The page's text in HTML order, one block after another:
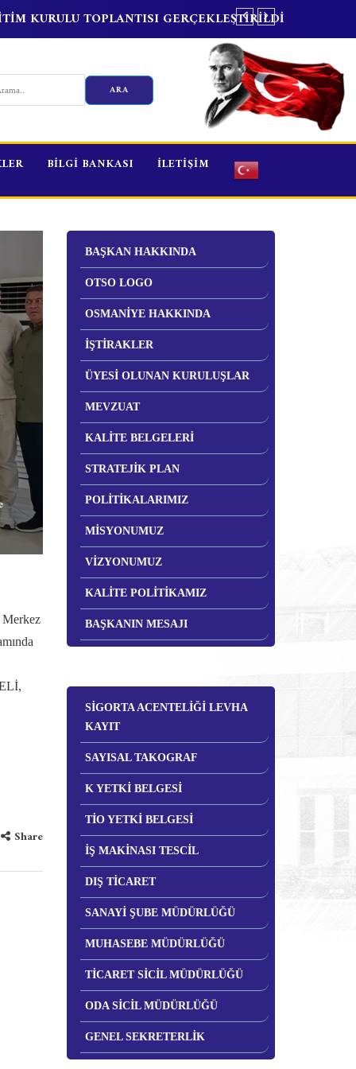
KURULU TOPLANTISI GERÇEKLEŞTİRİLDİ
BİLGİ BANKASI İLETİŞİM
Share
BAŞKAN HAKKINDA
OTSO LOGO
OSMANİYE HAKKINDA
İŞTİRAKLER
ÜYESİ OLUNAN KURULUŞLAR
MEVZUAT
KALİTE BELGELERİ
STRATEJİK PLAN
POLİTİKALARIMIZ
MİSYONUMUZ
VİZYONUMUZ
KALİTE POLİTİKAMIZ
BAŞKANIN MESAJI
SİGORTA ACENTELİĞİ LEVHA
KAYIT
SAYISAL TAKOGRAF
K YETKİ BELGESİ
TİO YETKİ BELGESİ
İŞ MAKİNASI TESCİL
DIŞ TİCARET
SANAYİ ŞUBE MÜDÜRLÜĞÜ
MUHASEBE MÜDÜRLÜĞÜ
TİCARET SİCİL MÜDÜRLÜĞÜ
ODA SİCİL MÜDÜRLÜĞÜ
GENEL SEKRETERLİK